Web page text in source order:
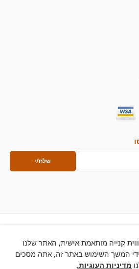
קנייה מותאמת אישית, האתר שלנו
המשך השימוש באתר זה, אתה מסכים
מדיניות העוגיות.